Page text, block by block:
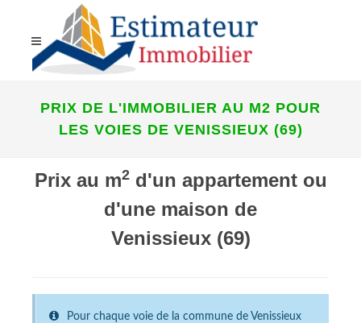
PRIX DE L'IMMOBILIER AU M2 POUR
LES VOIES DE VENISSIEUX (69)
Prix au m2d'un appartement ou
d'une maison de
Venissieux (69)
Pour chaque voie de la commune de Venissieux